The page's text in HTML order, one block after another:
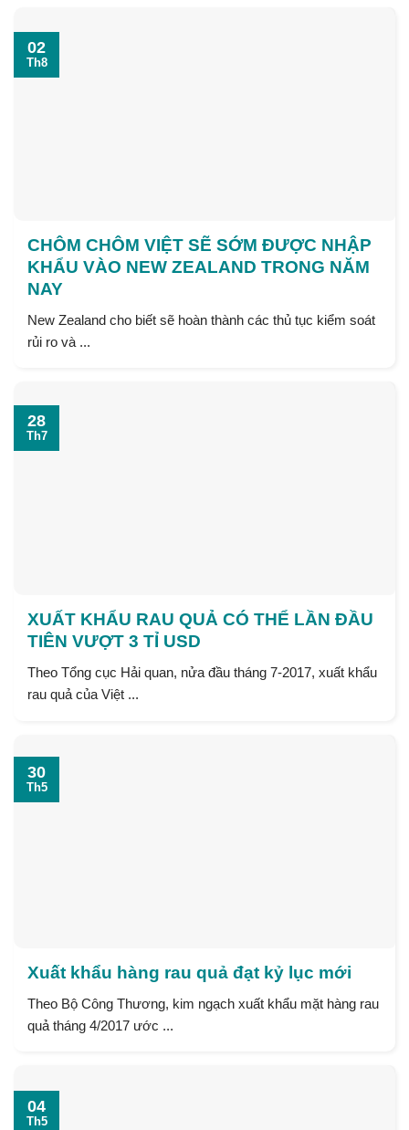
CHÔM CHÔM VIỆT SẼ SỚM ĐƯỢC NHẬP
KHẨU VÀO NEW ZEALAND TRONG NĂM
NAY
New Zealand cho biết sẽ hoàn thành các thủ tục kiểm soát
rủi ro và ...
02
Th8
XUẤT KHẨU RAU QUẢ CÓ THỂ LẦN ĐẦU
TIÊN VƯỢT 3 TỈ USD
Theo Tổng cục Hải quan, nửa đầu tháng 7-2017, xuất khẩu
rau quả của Việt ...
28
Th7
Xuất khẩu hàng rau quả đạt kỷ lục mới
Theo Bộ Công Thương, kim ngạch xuất khẩu mặt hàng rau
quả tháng 4/2017 ước ...
30
Th5
04
Th5